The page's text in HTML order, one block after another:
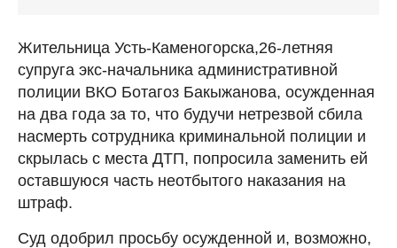
Жительница Усть-Каменогорска,26-летняя
супруга экс-начальника административной
полиции ВКО Ботагоз Бакыжанова, осужденная
на два года за то, что будучи нетрезвой сбила
насмерть сотрудника криминальной полиции и
скрылась с места ДТП, попросила заменить ей
оставшуюся часть неотбытого наказания на
штраф.
Суд одобрил просьбу осужденной и, возможно,